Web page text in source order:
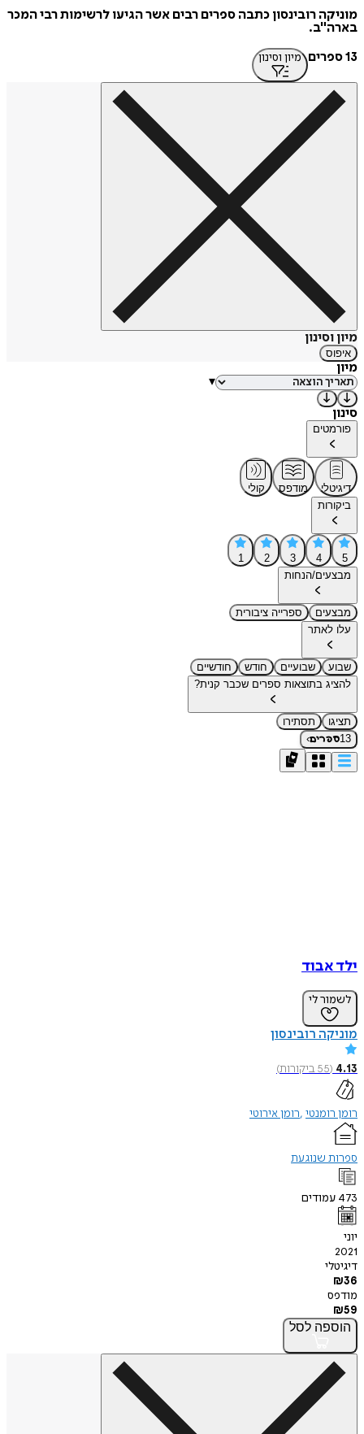
מוניקה רובינסון כתבה ספרים רבים אשר הגיעו לרשימות רבי המכר
בארה"ב.
13 ספרים
מיון וסינון
מיון וסינון
איפוס
מיון
▾
סינון
פורמטים
דיגיטלי מודפס
קולי
ביקורות
5
4
3
2
1
מבצעים/הנחות
מבצעים
ספרייה ציבורית
עלו לאתר
שבוע שבועיים חודש
חודשיים
להציג בתוצאות ספרים שכבר קנית?
תציגו
תסתירו
13ספרים›
ילד אבוד
לשמור לי
מוניקה רובינסון
4.13
(
55ביקורות)
רומן רומנטי רומן אירוטי
ספרות שנוגעת
473 עמודים
יוני
2021
דיגיטלי
₪36
מודפס
₪59
הוספה לסל